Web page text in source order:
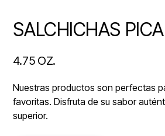
SALCHICHAS
4.75 OZ.
Nuestras productos son perfectas
favoritas. Disfruta de su sabor
superior.